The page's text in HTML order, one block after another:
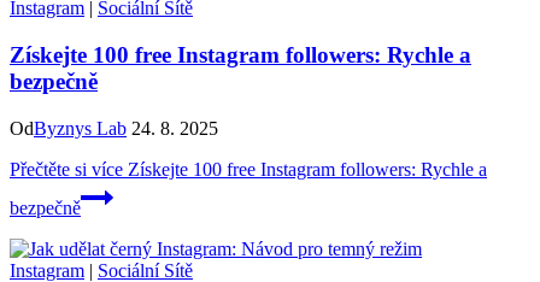
Instagram | Sociální Sítě
Získejte 100 free Instagram followers: Rychle a
bezpečně
OdByznys Lab 24. 8. 2025
Přečtěte si více Získejte 100 free Instagram followers: Rychle a
bezpečně
Instagram | Sociální Sítě